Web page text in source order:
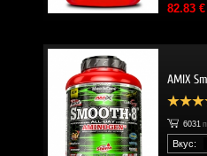
82.83
AMIX
6031
Вкус: